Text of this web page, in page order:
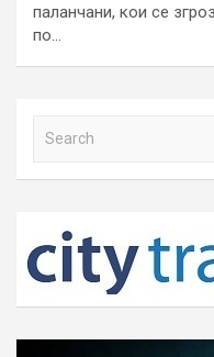
паланчани, кои се
по…
h